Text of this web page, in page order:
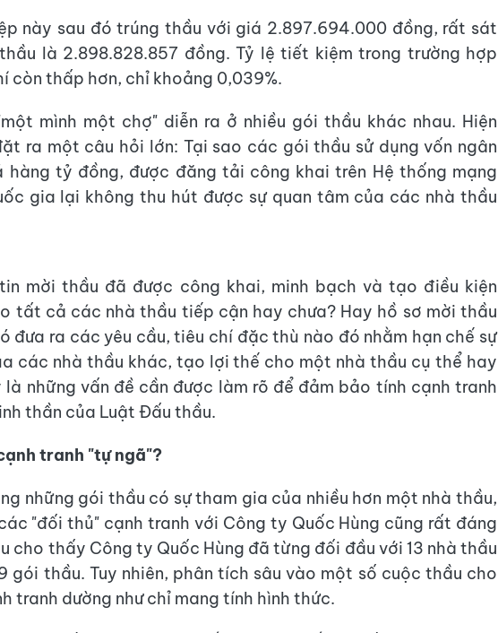
này sau đó trúng thầu với giá 2.897.694.000 đồng, rất sát
là 2.898.828.857 đồng. Tỷ lệ tiết kiệm trong trường hợp
còn thấp hơn, chỉ khoảng 0,039%.
mình một chợ" diễn ra ở nhiều gói thầu khác nhau. Hiện
ra một câu hỏi lớn: Tại sao các gói thầu sử dụng vốn ngân
hàng tỷ đồng, được đăng tải công khai trên Hệ thống mạng
gia lại không thu hút được sự quan tâm của các nhà thầu
mời thầu đã được công khai, minh bạch và tạo điều kiện
tất cả các nhà thầu tiếp cận hay chưa? Hay hồ sơ mời thầu
đưa ra các yêu cầu, tiêu chí đặc thù nào đó nhằm hạn chế sự
các nhà thầu khác, tạo lợi thế cho một nhà thầu cụ thể hay
là những vấn đề cần được làm rõ để đảm bảo tính cạnh tranh
thần của Luật Đấu thầu.
tranh "tự ngã"?
những gói thầu có sự tham gia của nhiều hơn một nhà thầu,
"đối thủ" cạnh tranh với Công ty Quốc Hùng cũng rất đáng
cho thấy Công ty Quốc Hùng đã từng đối đầu với 13 nhà thầu
gói thầu. Tuy nhiên, phân tích sâu vào một số cuộc thầu cho
tranh dường như chỉ mang tính hình thức.